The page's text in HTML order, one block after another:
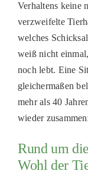
Verhaltens keine
verzweifelte
welches
weiß nicht
noch lebt. Eine
gleichermaßen
mehr als 40
wieder
Rund um
Wohl der